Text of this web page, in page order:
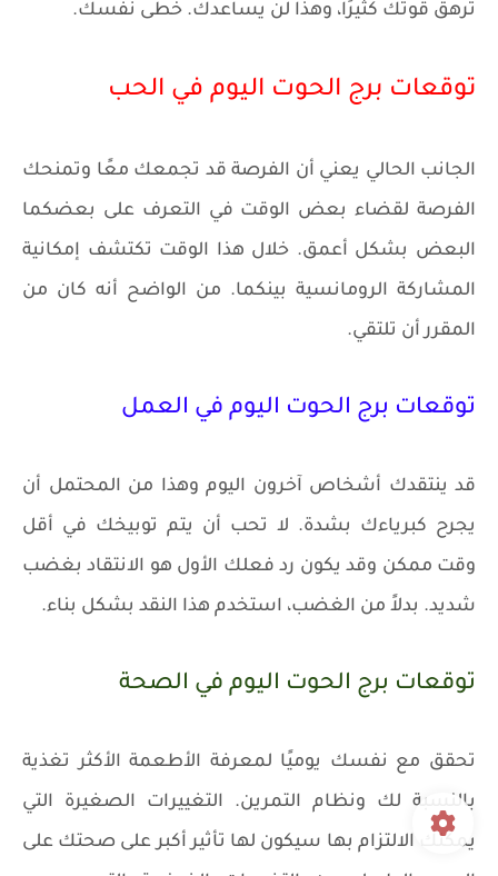
ترهق قوتك كثيرًا، وهذا لن يساعدك. خطى نفسك.
توقعات برج الحوت اليوم في الحب
الجانب الحالي يعني أن الفرصة قد تجمعك معًا وتمنحك
الفرصة لقضاء بعض الوقت في التعرف على بعضكما
البعض بشكل أعمق. خلال هذا الوقت تكتشف إمكانية
المشاركة الرومانسية بينكما. من الواضح أنه كان من
المقرر أن تلتقي.
توقعات برج الحوت اليوم في العمل
قد ينتقدك أشخاص آخرون اليوم وهذا من المحتمل أن
يجرح كبرياءك بشدة. لا تحب أن يتم توبيخك في أقل
وقت ممكن وقد يكون رد فعلك الأول هو الانتقاد بغضب
شديد. بدلاً من الغضب، استخدم هذا النقد بشكل بناء.
توقعات برج الحوت اليوم في الصحة
تحقق مع نفسك يوميًا لمعرفة الأطعمة الأكثر تغذية
بالنسبة لك ونظام التمرين. التغييرات الصغيرة التي
يمكنك الالتزام بها سيكون لها تأثير أكبر على صحتك على